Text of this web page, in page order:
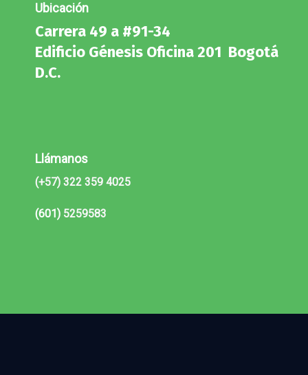
Ubicación
Carrera 49 a #91-34
Edificio Génesis Oficina 201 Bogotá
D.C.
Llámanos
(+57) 322 359 4025
(601) 5259583